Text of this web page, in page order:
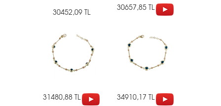
30452,09 TL 30657,85 TL
31480,88 TL 34910,17 TL